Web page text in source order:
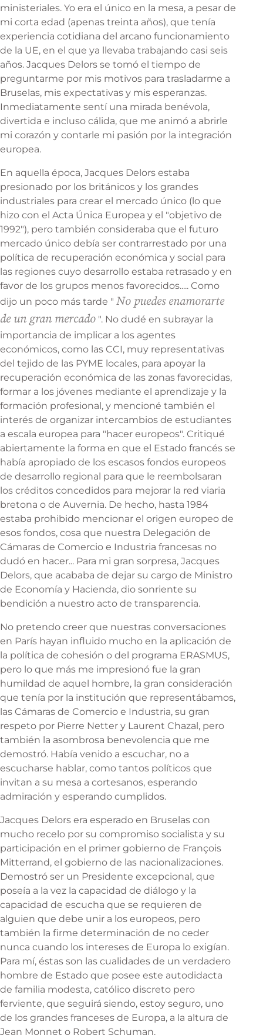
ministeriales. Yo era el único en la mesa, a pesar de
mi corta edad (apenas treinta años), que tenía
experiencia cotidiana del arcano funcionamiento
de la UE, en el que ya llevaba trabajando casi seis
años. Jacques Delors se tomó el tiempo de
preguntarme por mis motivos para trasladarme a
Bruselas, mis expectativas y mis esperanzas.
Inmediatamente sentí una mirada benévola,
divertida e incluso cálida, que me animó a abrirle
mi corazón y contarle mi pasión por la integración
europea.
En aquella época, Jacques Delors estaba
presionado por los británicos y los grandes
industriales para crear el mercado único (lo que
hizo con el Acta Única Europea y el "objetivo de
1992"), pero también consideraba que el futuro
mercado único debía ser contrarrestado por una
política de recuperación económica y social para
las regiones cuyo desarrollo estaba retrasado y en
favor de los grupos menos favorecidos..... Como
dijo un poco más tarde " No puedes enamorarte
de un gran mercado ". No dudé en subrayar la
importancia de implicar a los agentes
económicos, como las CCI, muy representativas
del tejido de las PYME locales, para apoyar la
recuperación económica de las zonas favorecidas,
formar a los jóvenes mediante el aprendizaje y la
formación profesional, y mencioné también el
interés de organizar intercambios de estudiantes
a escala europea para "hacer europeos". Critiqué
abiertamente la forma en que el Estado francés se
había apropiado de los escasos fondos europeos
de desarrollo regional para que le reembolsaran
los créditos concedidos para mejorar la red viaria
bretona o de Auvernia. De hecho, hasta 1984
estaba prohibido mencionar el origen europeo de
esos fondos, cosa que nuestra Delegación de
Cámaras de Comercio e Industria francesas no
dudó en hacer... Para mi gran sorpresa, Jacques
Delors, que acababa de dejar su cargo de Ministro
de Economía y Hacienda, dio sonriente su
bendición a nuestro acto de transparencia.
No pretendo creer que nuestras conversaciones
en París hayan influido mucho en la aplicación de
la política de cohesión o del programa ERASMUS,
pero lo que más me impresionó fue la gran
humildad de aquel hombre, la gran consideración
que tenía por la institución que representábamos,
las Cámaras de Comercio e Industria, su gran
respeto por Pierre Netter y Laurent Chazal, pero
también la asombrosa benevolencia que me
demostró. Había venido a escuchar, no a
escucharse hablar, como tantos políticos que
invitan a su mesa a cortesanos, esperando
admiración y esperando cumplidos.
Jacques Delors era esperado en Bruselas con
mucho recelo por su compromiso socialista y su
participación en el primer gobierno de François
Mitterrand, el gobierno de las nacionalizaciones.
Demostró ser un Presidente excepcional, que
poseía a la vez la capacidad de diálogo y la
capacidad de escucha que se requieren de
alguien que debe unir a los europeos, pero
también la firme determinación de no ceder
nunca cuando los intereses de Europa lo exigían.
Para mí, éstas son las cualidades de un verdadero
hombre de Estado que posee este autodidacta
de familia modesta, católico discreto pero
ferviente, que seguirá siendo, estoy seguro, uno
de los grandes franceses de Europa, a la altura de
Jean Monnet o Robert Schuman.